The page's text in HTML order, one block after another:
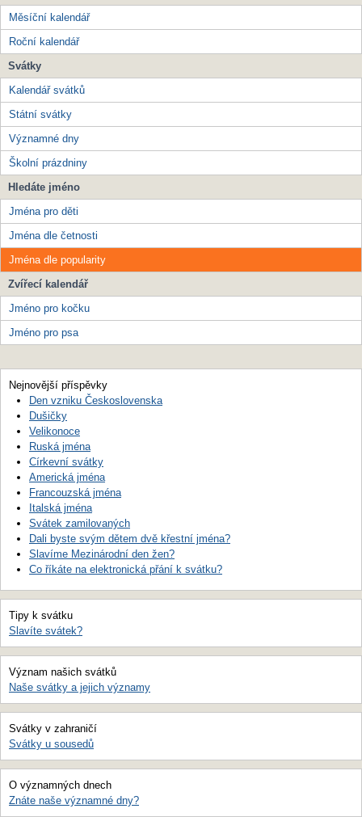
Měsíční kalendář
Roční kalendář
Svátky
Kalendář svátků
Státní svátky
Významné dny
Školní prázdniny
Hledáte jméno
Jména pro děti
Jména dle četnosti
Jména dle popularity
Zvířecí kalendář
Jméno pro kočku
Jméno pro psa
Nejnovější příspěvky
Den vzniku Československa
Dušičky
Velikonoce
Ruská jména
Církevní svátky
Americká jména
Francouzská jména
Italská jména
Svátek zamilovaných
Dali byste svým dětem dvě křestní jména?
Slavíme Mezinárodní den žen?
Co říkáte na elektronická přání k svátku?
Tipy k svátku
Slavíte svátek?
Význam našich svátků
Naše svátky a jejich významy
Svátky v zahraničí
Svátky u sousedů
O významných dnech
Znáte naše významné dny?